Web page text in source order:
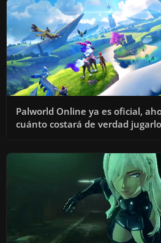
Palworld Online ya es oficial,
cuánto costará de verdad jugarlo